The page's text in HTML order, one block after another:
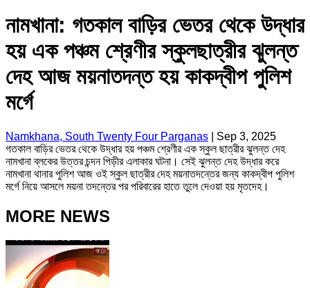
নামখানা: গতকাল বাড়ির ভেতর থেকে উদ্ধার
হয় এক পঞ্চম শ্রেণীর স্কুলছাত্রীর ঝুলন্ত
দেহ আজ ময়নাতদন্ত হয় কাকদ্বীপ পুলিশ
মর্গে
Namkhana, South Twenty Four Parganas
Sep 3, 2025
গতকাল বাড়ির ভেতর থেকে উদ্ধার হয় পঞ্চম শ্রেণীর এক স্কুল ছাত্রীর ঝুলন্ত দেহ
নামখানা ব্লকের উত্তর চন্দন পিড়ীর এলাকার ঘটনা। সেই ঝুলন্ত দেহ উদ্ধার করে
নামখানা থানার পুলিশ আজ ওই স্কুল ছাত্রীর দেহ ময়নাতদন্তের জন্য কাকদ্বীপ পুলিশ
মর্গে নিয়ে আসলে ময়না তদন্তের পর পরিবারের হাতে তুলে দেওয়া হয় মৃতদেহ।
MORE NEWS